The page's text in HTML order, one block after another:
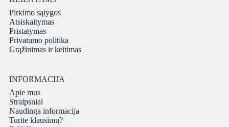
Pirkimo sąlygos
Atsiskaitymas
Pristatymas
Privatumo politika
Grąžinimas ir keitimas
INFORMACIJA
Apie mus
Straipsniai
Naudinga informacija
Turite klausimų?